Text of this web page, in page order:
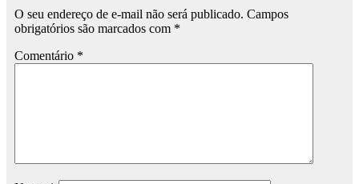
O seu endereço de e-mail não será publicado. Campos
obrigatórios são marcados com *
Comentário *